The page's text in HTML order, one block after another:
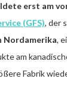
erst am
(GFS), der
Nordamerika,
am
Fabrik